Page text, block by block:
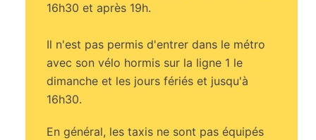
16h30 et après 19h.
Il n'est pas permis d'entrer dans le métro
avec son vélo hormis sur la ligne 1 le
dimanche et les jours fériés et jusqu'à
16h30.
En général, les taxis ne sont pas équipés